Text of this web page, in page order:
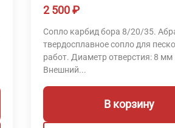
2 500₽
Сопло карбид бора 8/20/35.
твердосплавное сопло для
работ. Диаметр отверстия: 8 мм
Внешний...
В корзину